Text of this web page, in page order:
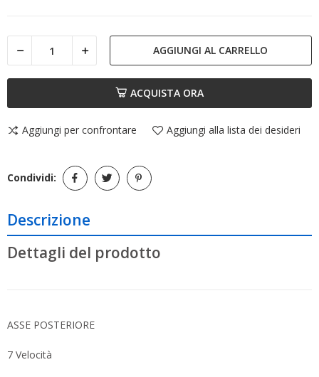
AGGIUNGI AL CARRELLO
ACQUISTA ORA
Aggiungi per confrontare Aggiungi alla lista dei desideri
Condividi:
Descrizione
Dettagli del prodotto
ASSE POSTERIORE
7 Velocità